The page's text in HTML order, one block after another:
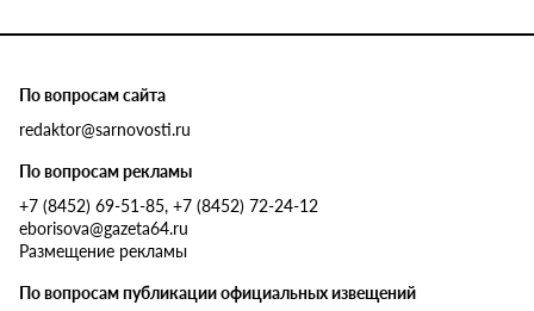
По вопросам сайта
redaktor@sarnovosti.ru
По вопросам рекламы
+7 (8452) 69-51-85, +7 (8452) 72-24-12
eborisova@gazeta64.ru
Размещение рекламы
По вопросам публикации официальных извещений